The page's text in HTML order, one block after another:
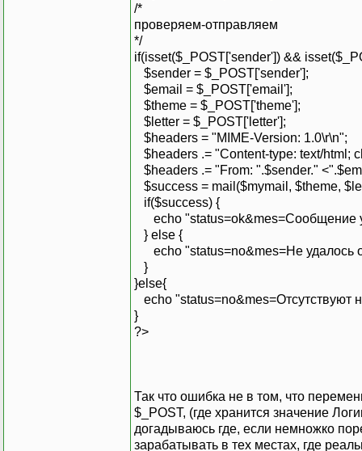
/*
проверяем-отправляем
*/
if(isset($_POST['sender']) &&
$sender = $_POST['sender'];
$email = $_POST['email'];
$theme = $_POST['theme'];
$letter = $_POST['letter'];
$headers = "MIME-Version: 1.0\r\n";
$headers .= "Content-type: text/html;
$headers .= "From: ".$sender."
$success = mail($mymail, $theme,
if($success) {
echo "status=ok&mes=Сообщение
} else {
echo "status=no&mes=Не удалось
}
}else{
echo "status=no&mes=Отсутствуют
}
?>
Так что ошибка не в том, что
$_POST, (где хранится значение
догадываюсь где, если немножко
зарабатывать в тех местах, где